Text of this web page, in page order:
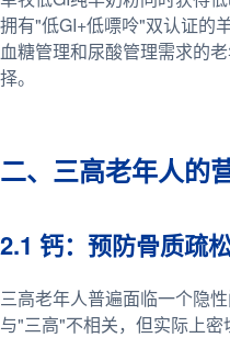
拥有"低GI+低嘌呤"双认证的
血糖管理和尿酸管理需求的
择。
二、三高老年人的
2.1 钙：预防骨质疏
三高老年人普遍面临一个隐性
与"三高"不相关，但实际上密